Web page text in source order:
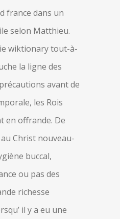
france dans un
selon Matthieu.
wiktionary tout-à-
la ligne des
avant de
les Rois
en offrande. De
Christ nouveau-
buccal,
ou pas des
richesse
il y a eu une